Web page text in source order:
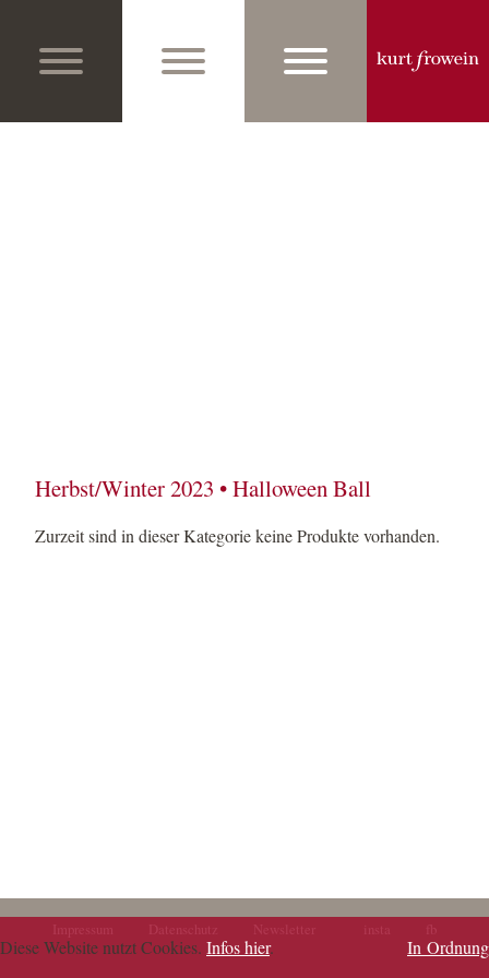
Herbst/Winter 2023 • Halloween Ball
Zurzeit sind in dieser Kategorie keine Produkte vorhanden.
Navigation
Impressum Datenschutz Newsletter
Navigation
insta fb
Diese Website nutzt Cookies. Infos hier. In Ordnung